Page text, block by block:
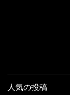
人気の投稿